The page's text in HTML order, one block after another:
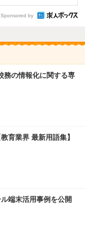
Sponsored by
務の情報化に関する専
育業界 最新用語集】
端末活用事例を公開